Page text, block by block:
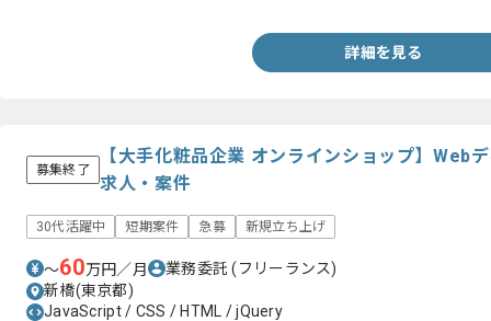
詳細を見る
募集終了
【大手化粧品企業 オンラインショップ】Web
求人・案件
30代活躍中 短期案件 急募 新規立ち上げ
〜60万円／月 業務委託(フリーランス)
新橋(東京都)
JavaScript / CSS / HTML / jQuery